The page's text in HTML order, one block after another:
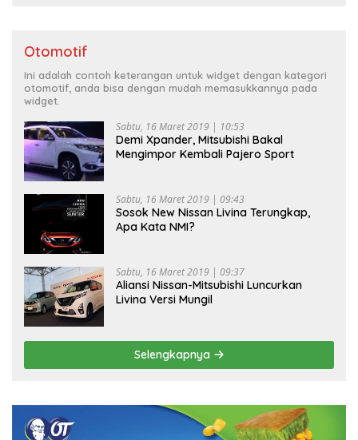
Otomotif
Ini adalah contoh keterangan untuk widget dengan kategori
otomotif, anda bisa dengan mudah memasukkannya pada
widget.
Sabtu, 16 Maret 2019 | 10:53
Demi Xpander, Mitsubishi Bakal
Mengimpor Kembali Pajero Sport
Sabtu, 16 Maret 2019 | 09:43
Sosok New Nissan Livina Terungkap,
Apa Kata NMI?
Sabtu, 16 Maret 2019 | 09:37
Aliansi Nissan-Mitsubishi Luncurkan
Livina Versi Mungil
Selengkapnya